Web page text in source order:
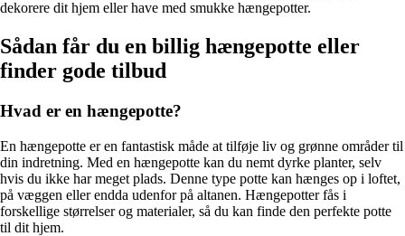
dekorere dit hjem eller have med smukke hængepotter.
Sådan får du en billig hængepotte eller
finder gode tilbud
Hvad er en hængepotte?
En hængepotte er en fantastisk måde at tilføje liv og grønne områder til
din indretning. Med en hængepotte kan du nemt dyrke planter, selv
hvis du ikke har meget plads. Denne type potte kan hænges op i loftet,
på væggen eller endda udenfor på altanen. Hængepotter fås i
forskellige størrelser og materialer, så du kan finde den perfekte potte
til dit hjem.